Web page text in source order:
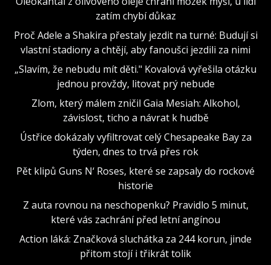
zatím chybí důkaz
Proč Adele a Shakira přestaly jezdit na turné: Budují si
vlastní stadiony a chtějí, aby fanoušci jezdili za nimi
„Slavím, že nebudu mít děti." Kovalová vyřešila otázku
jednou provždy, litovat prý nebude
Zlom, který málem zničil Gaia Mesiah: Alkohol,
závislost, ticho a návrat k hudbě
Ústřice dokázaly vyfiltrovat celý Chesapeake Bay za
týden, dnes to trvá přes rok
Pět klipů Guns N‘ Roses, které se zapsaly do rockové
historie
Z auta rovnou na neschopenku? Pravidlo 5 minut,
které vás zachrání před letní angínou
Action láká: Značková sluchátka za 244 korun, jinde
přitom stojí i třikrát tolik